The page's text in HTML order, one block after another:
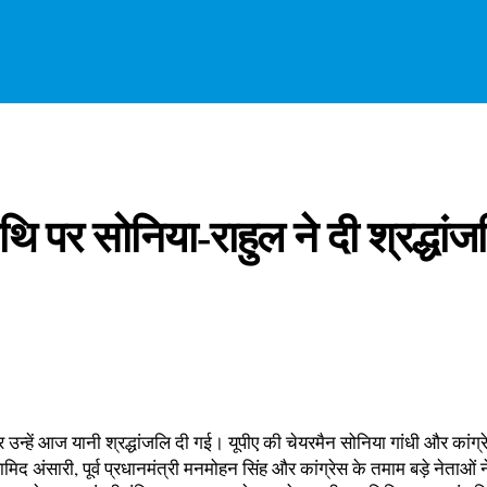
पर सोनिया-राहुल ने दी
आज यानी श्रद्धांजलि दी गई। यूपीए की चेयरमैन सोनिया गांधी और
अंसारी, पूर्व प्रधानमंत्री मनमोहन सिंह और कांग्रेस के तमाम बड़े